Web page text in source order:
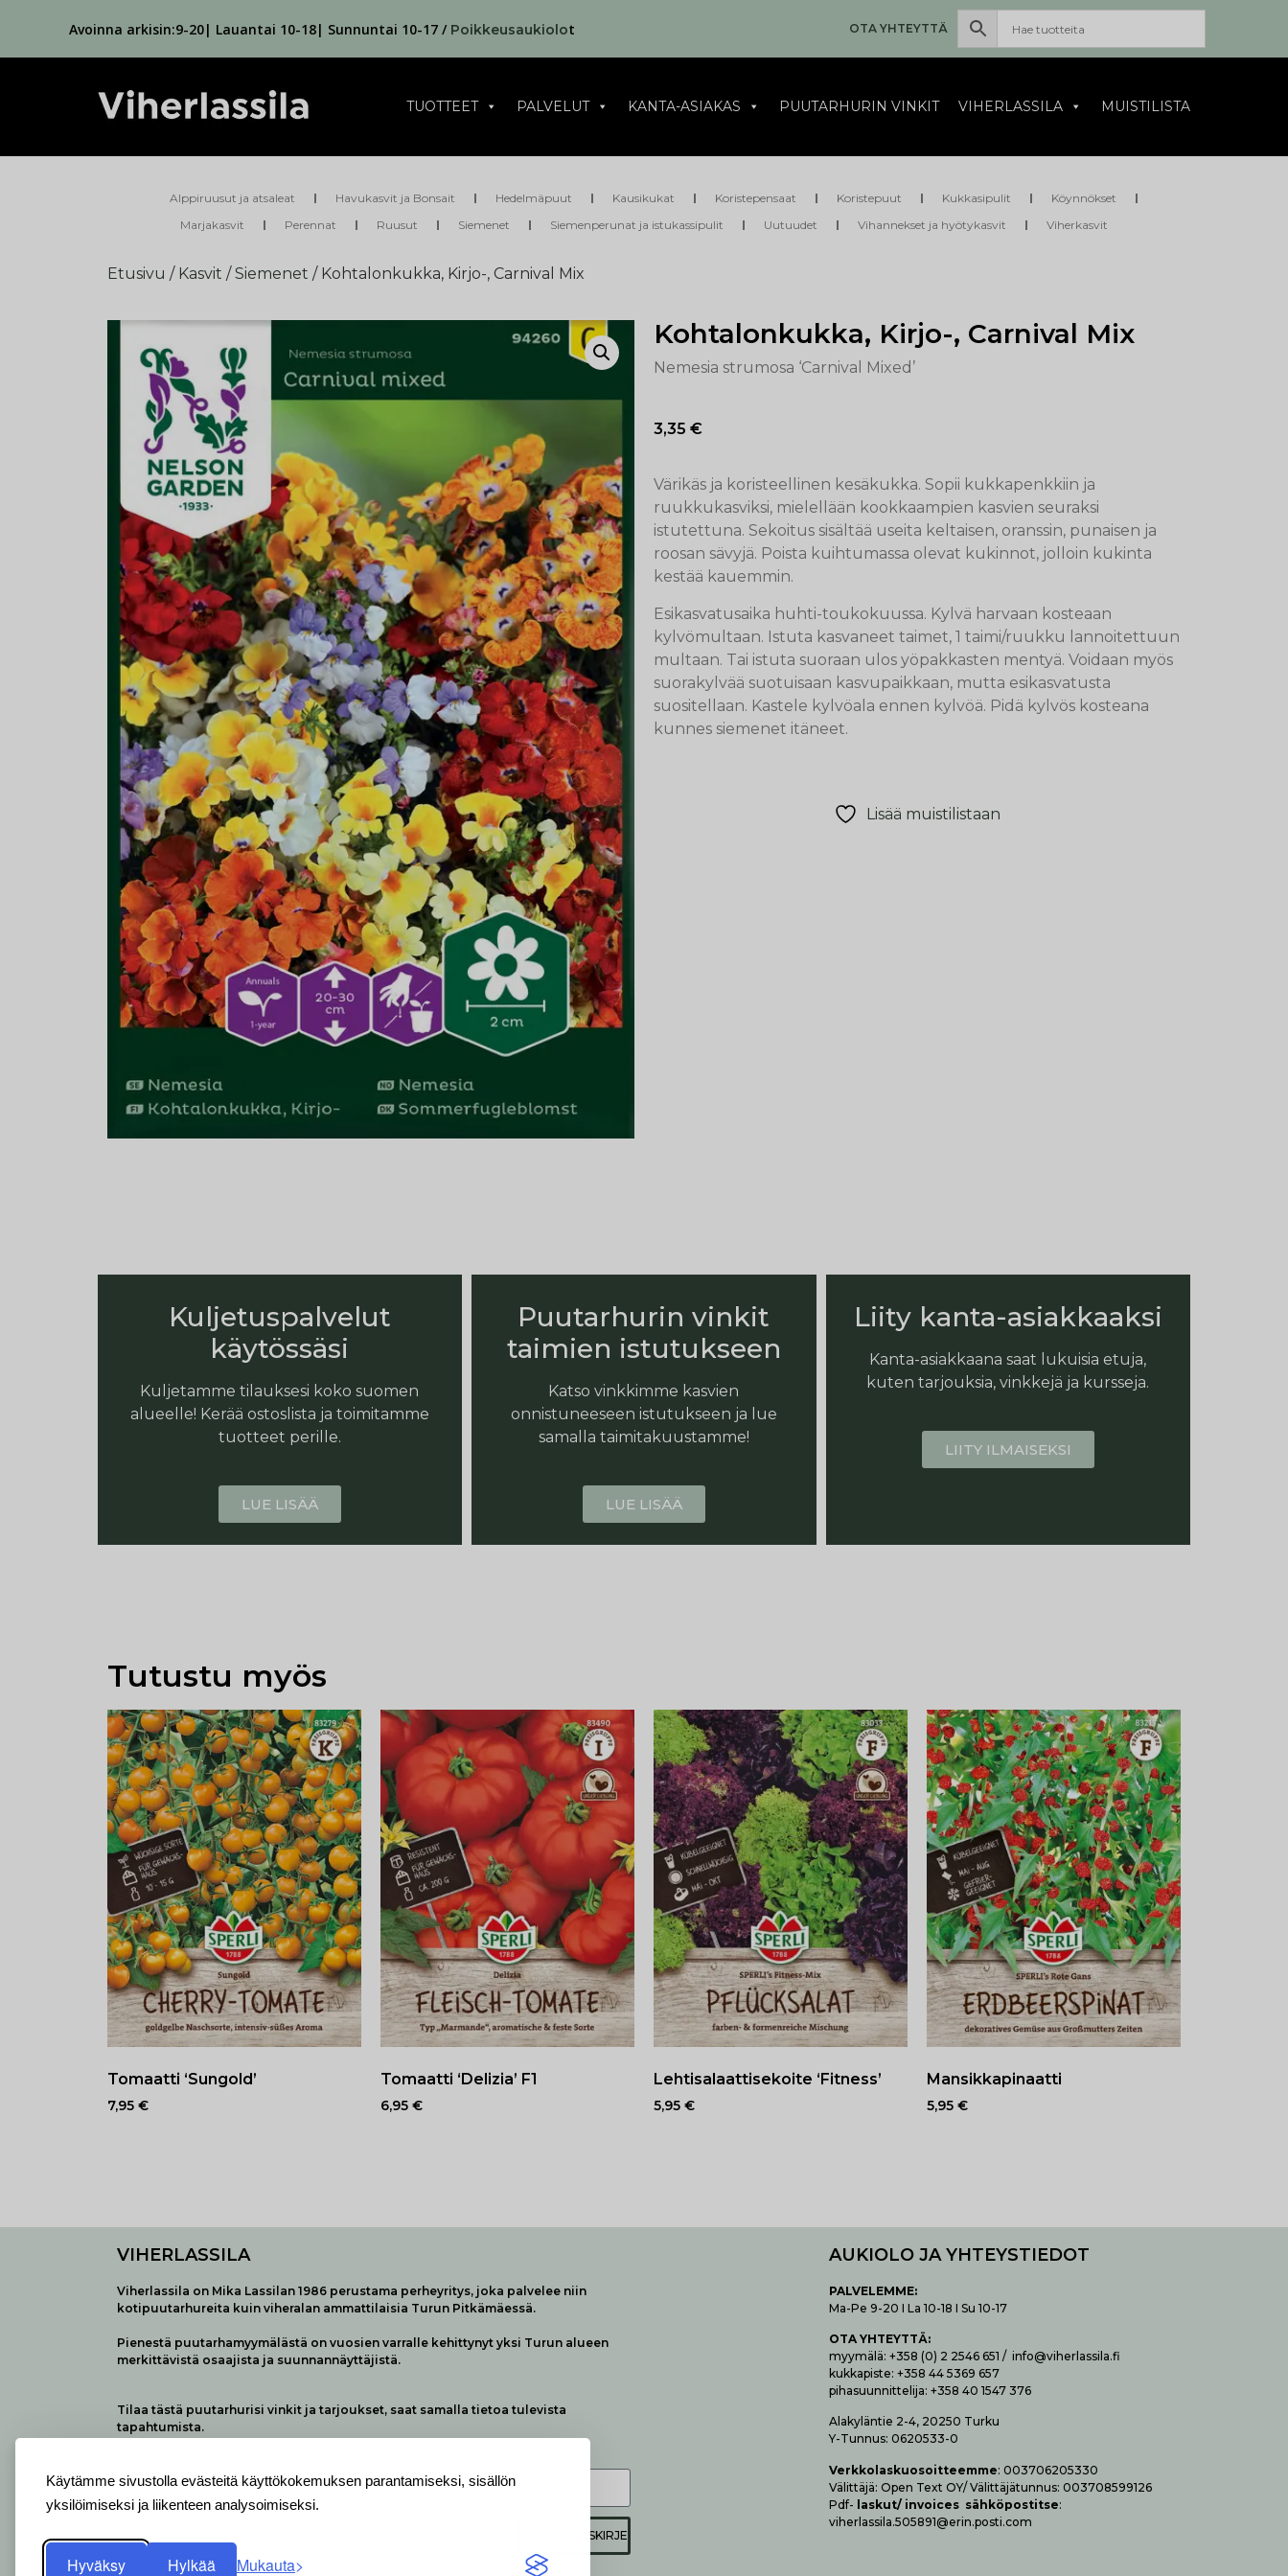
Käytämme sivustolla evästeitä käyttökokemuksen parantamiseksi, sisällön
yksilöimiseksi ja liikenteen analysoimiseksi.
Hyväksy Hylkää Mukauta
Avoinna arkisin:9-20| Lauantai 10-18| Sunnuntai 10-17 / Poikkeusaukiolot OTA YHTEYTTÄ
TUOTTEET PALVELUT KANTA-ASIAKAS PUUTARHURIN VINKIT VIHERLASSILA MUISTILISTA
Alppiruusut ja atsaleat Havukasvit ja Bonsait Hedelmäpuut Kausikukat Koristepensaat Koristepuut Kukkasipulit
Köynnökset
Marjakasvit
Perennat Ruusut Siemenet Siemenperunat ja istukassipulit Uutuudet Vihannekset ja hyötykasvit Viherkasvit
Etusivu / Kasvit /Siemenet / Kohtalonkukka, Kirjo-, Carnival Mix
Kohtalonkukka, Kirjo-, Carnival Mix
Nemesia strumosa ‘Carnival Mixed’
3,35 €
Värikäs ja koristeellinen kesäkukka. Sopii kukkapenkkiin ja
ruukkukasviksi, mielellään kookkaampien kasvien seuraksi
istutettuna. Sekoitus sisältää useita keltaisen, oranssin, punaisen ja
roosan sävyjä. Poista kuihtumassa olevat kukinnot, jolloin kukinta
kestää kauemmin.
Esikasvatusaika huhti-toukokuussa. Kylvä harvaan kosteaan
kylvömultaan. Istuta kasvaneet taimet, 1 taimi/ruukku lannoitettuun
multaan. Tai istuta suoraan ulos yöpakkasten mentyä. Voidaan myös
suorakylvää suotuisaan kasvupaikkaan, mutta esikasvatusta
suositellaan. Kastele kylvöala ennen kylvöä. Pidä kylvös kosteana
kunnes siemenet itäneet.
Lisää muistilistaan
Kuljetuspalvelut
käytössäsi
Kuljetamme tilauksesi koko suomen
alueelle! Kerää ostoslista ja toimitamme
tuotteet perille.
LUE LISÄÄ
Puutarhurin vinkit
taimien istutukseen
Katso vinkkimme kasvien
onnistuneeseen istutukseen ja lue
samalla taimitakuustamme!
LUE LISÄÄ
Liity kanta-asiakkaaksi
Kanta-asiakkaana saat lukuisia etuja,
kuten tarjouksia, vinkkejä ja kursseja.
LIITY ILMAISEKSI
Tutustu myös
Tomaatti ‘Sungold’
7,95 €
Tomaatti ‘Delizia’ F1
6,95 €
Lehtisalaattisekoite ‘Fitness’
5,95 €
Mansikkapinaatti
5,95 €
VIHERLASSILA
Viherlassila on Mika Lassilan 1986 perustama perheyritys, joka palvelee niin
kotipuutarhureita kuin viheralan ammattilaisia Turun Pitkämäessä.
Pienestä puutarhamyymälästä on vuosien varralle kehittynyt yksi Turun alueen
merkittävistä osaajista ja suunnannäyttäjistä.
Tilaa tästä puutarhurisi vinkit ja tarjoukset, saat samalla tietoa tulevista
tapahtumista.
TILAA UUTISKIRJE
AUKIOLO JA YHTEYSTIEDOT
PALVELEMME:
Ma-Pe 9-20 I La 10-18 I Su 10-17
OTA YHTEYTTÄ:
myymälä: +358 (0) 2 2546 651 / info@viherlassila.fi
kukkapiste: +358 44 5369 657
pihasuunnittelija: +358 40 1547 376
Alakyläntie 2-4, 20250 Turku
Y-Tunnus: 0620533-0
Verk­ko­las­kuo­soit­teem­me: 003706205330
Vä­lit­tä­jä: Open Text OY/ Vä­lit­tä­jä­tun­nus: 003708599126
Pdf- las­kut/ invoices säh­kö­pos­tit­se:
viherlassila.505891@erin.posti.com